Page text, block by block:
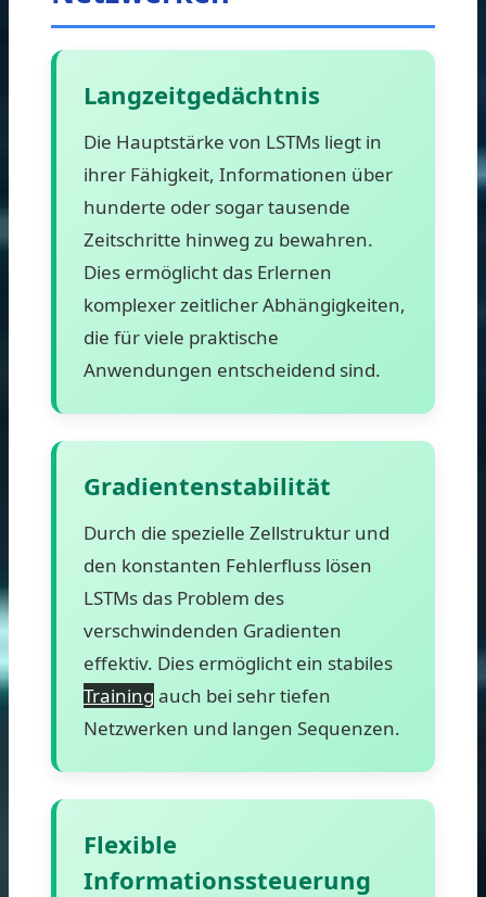
Langzeitgedächtnis
Die Hauptstärke von LSTMs liegt in
ihrer Fähigkeit, Informationen über
hunderte oder sogar tausende
Zeitschritte hinweg zu bewahren.
Dies ermöglicht das Erlernen
komplexer zeitlicher Abhängigkeiten,
die für viele praktische
Anwendungen entscheidend sind.
Gradientenstabilität
Durch die spezielle Zellstruktur und
den konstanten Fehlerfluss lösen
LSTMs das Problem des
verschwindenden Gradienten
effektiv. Dies ermöglicht ein stabiles
Training auch bei sehr tiefen
Netzwerken und langen Sequenzen.
Flexible
Informationssteuerung